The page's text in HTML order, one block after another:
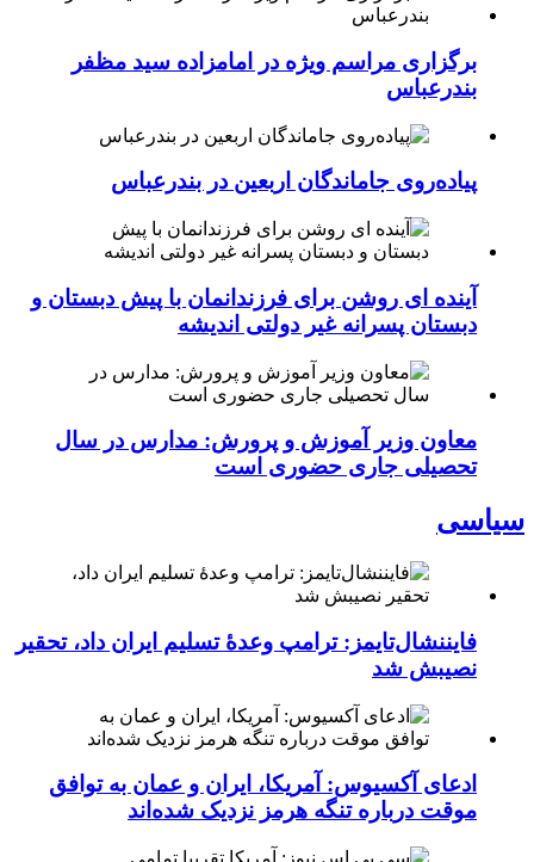
برگزاری مراسم ویژه در امامزاده سید مظفر
بندرعباس
پیاده‌روی جاماندگان اربعین در بندرعباس
آینده ای روشن برای فرزندانمان با پیش دبستان و
دبستان پسرانه غیر دولتی اندیشه
معاون وزیر آموزش و پرورش: مدارس در سال
تحصیلی جاری حضوری است
سیاسی
فایننشال‌تایمز: ترامپ وعدۀ تسلیم ایران داد، تحقیر
نصیبش شد
ادعای آکسیوس: آمریکا، ایران و عمان به توافق
موقت درباره تنگه هرمز نزدیک شده‌اند